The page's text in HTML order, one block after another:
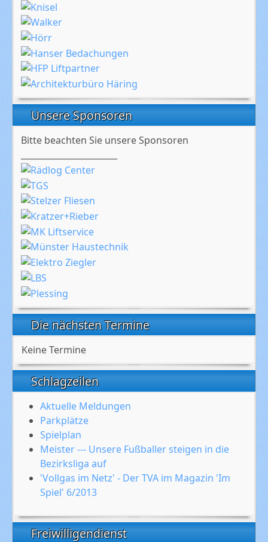
Unsere Sponsoren
Bitte beachten Sie unsere Sponsoren
Die nächsten Termine
Keine Termine
Schlagzeilen
Aktuelle Meldungen
Parkplätze
Spielplan
Meister --- Unsere Fußballer steigen in die
Bezirksliga auf
'Vollgas im Netz' - Der TVA im Magazin 'Im
Spiel' 6/2013
Freiwilligendienst